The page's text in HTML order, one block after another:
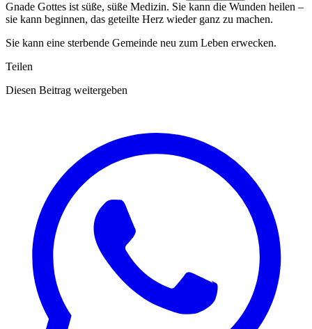
Gnade Gottes ist süße, süße Medizin. Sie kann die Wunden heilen –
sie kann beginnen, das geteilte Herz wieder ganz zu machen.
Sie kann eine sterbende Gemeinde neu zum Leben erwecken.
Teilen
Diesen Beitrag weitergeben